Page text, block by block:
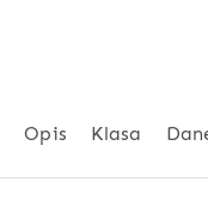
Opis Klasa